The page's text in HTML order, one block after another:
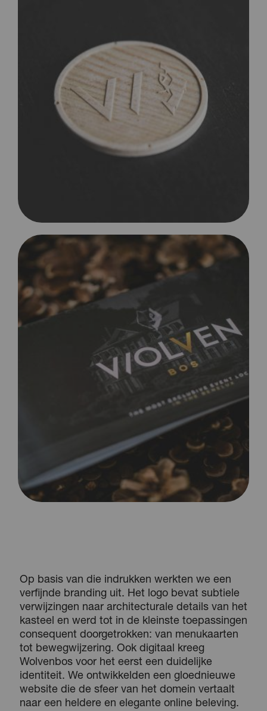
Op basis van die indrukken werkten we een
verfijnde branding uit. Het logo bevat subtiele
verwijzingen naar architecturale details van het
kasteel en werd tot in de kleinste toepassingen
consequent doorgetrokken: van menukaarten
tot bewegwijzering. Ook digitaal kreeg
Wolvenbos voor het eerst een duidelijke
identiteit. We ontwikkelden een gloednieuwe
website die de sfeer van het domein vertaalt
naar een heldere en elegante online beleving.